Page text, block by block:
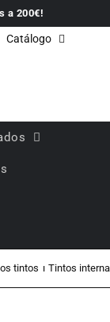
a 200€!
Catálogo
tintos Tintos